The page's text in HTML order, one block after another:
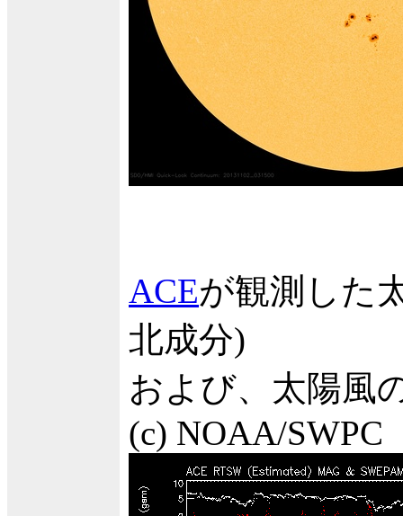
ACEが観測した
北成分)
および、太陽風
(c) NOAA/SWPC